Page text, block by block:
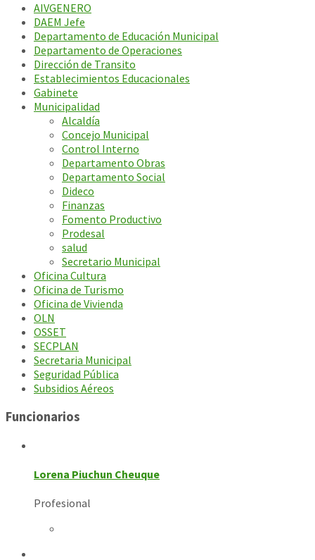
AIVGENERO
DAEM Jefe
Departamento de Educación Municipal
Departamento de Operaciones
Dirección de Transito
Establecimientos Educacionales
Gabinete
Municipalidad
Alcaldía
Concejo Municipal
Control Interno
Departamento Obras
Departamento Social
Dideco
Finanzas
Fomento Productivo
Prodesal
salud
Secretario Municipal
Oficina Cultura
Oficina de Turismo
Oficina de Vivienda
OLN
OSSET
SECPLAN
Secretaria Municipal
Seguridad Pública
Subsidios Aéreos
Funcionarios
Lorena Piuchun Cheuque
Profesional